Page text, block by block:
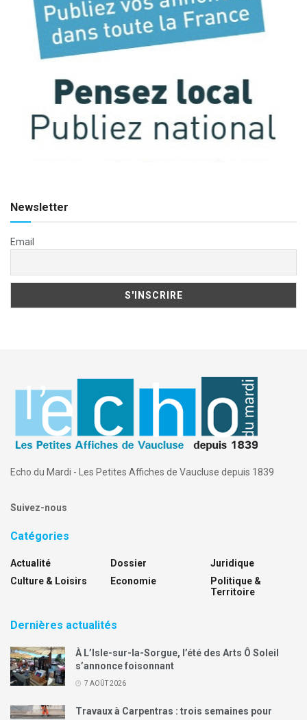
Newsletter
Email
Echo du Mardi - Les Petites Affiches de Vaucluse depuis 1839
Suivez-nous
Catégories
Actualité
Culture & Loisirs
Dossier
Economie
Juridique
Politique &
Territoire
Dernières actualités
À L’Isle-sur-la-Sorgue, l’été des Arts Ô Soleil
s’annonce foisonnant
7 AOÛT 2026
Travaux à Carpentras : trois semaines pour